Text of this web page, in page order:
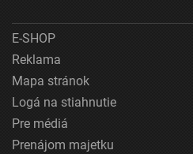
E-SHOP
Reklama
Mapa stránok
Logá na stiahnutie
Pre médiá
Prenájom majetku